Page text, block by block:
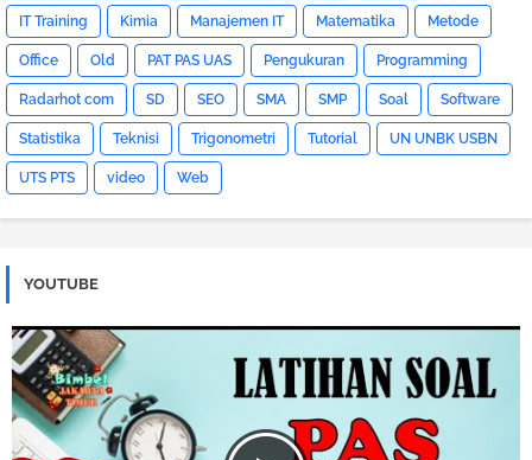
IT Training Kimia Manajemen IT Matematika Metode
Office Old PAT PAS UAS Pengukuran Programming
Radarhot com SD SEO SMA SMP Soal Software
Statistika Teknisi Trigonometri Tutorial UN UNBK USBN
UTS PTS video Web
YOUTUBE